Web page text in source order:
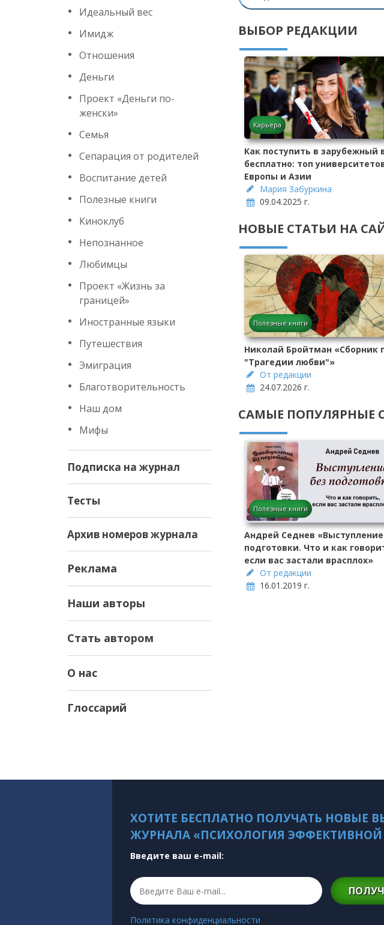
Идеальный вес
Имидж
Отношения
Деньги
Проект «Деньги по-
женски»
Семья
Сепарация от родителей
Воспитание детей
Полезные книги
Киноклуб
Непознанное
Любимцы
Проект «Жизнь за
границей»
Иностранные языки
Путешествия
Эмиграция
Благотворительность
Наш дом
Мифы
Подписка на журнал
Тесты
Архив номеров журнала
Реклама
Наши авторы
Стать автором
О нас
Глоссарий
ВЫБОР РЕДАКЦИИ
Карьера
Как поступить в зарубежный
бесплатно: топ
Европы и Азии
Мария Забуркина
09.04.2025 г.
НОВЫЕ СТАТЬИ НА
Полезные книги
Николай Бройтман «Сборник
"Трагедии любви"»
От редакции
24.07.2026 г.
САМЫЕ ПОПУЛЯРНЫЕ
Полезные книги
Андрей Седнев «Выступление
подготовки. Что и как
если вас застали врасплох»
От редакции
16.01.2019 г.
ХОТИТЕ БЕСПЛАТНО ПОЛУЧАТЬ НОВЫЕ
ЖУРНАЛА «ПСИХОЛОГИЯ
Введите ваш e-mail:
Политика конфиденциальности